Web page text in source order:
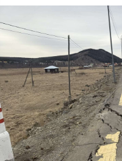
Валют ханш
Улс төр
Эдийн засаг
Үзэл бодол
Спорт
Нийгэм
Дэлхий